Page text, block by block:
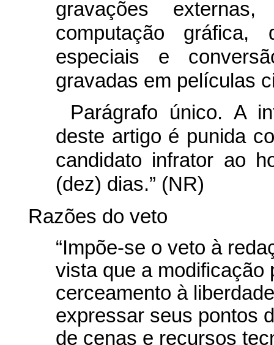
gravações
computação gráfica,
especiais e
gravadas em películas
Parágrafo único. A
deste artigo é punida
candidato infrator ao
(dez) dias.” (NR)
Razões do veto
“Impõe-se o veto à
vista que a modificação
cerceamento à
expressar seus pontos
de cenas e recursos